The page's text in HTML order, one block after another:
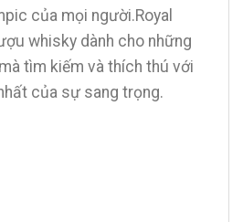
của mọi người.Royal
whisky dành cho những
tìm kiếm và thích thú với
của sự sang trọng.